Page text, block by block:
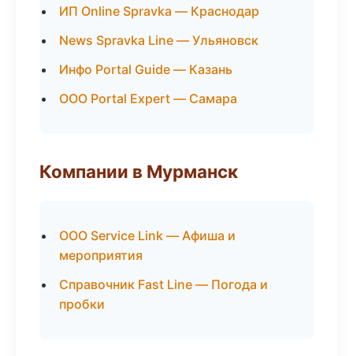
ИП Online Spravka — Краснодар
News Spravka Line — Ульяновск
Инфо Portal Guide — Казань
ООО Portal Expert — Самара
Компании в Мурманск
ООО Service Link — Афиша и
мероприятия
Справочник Fast Line — Погода и
пробки